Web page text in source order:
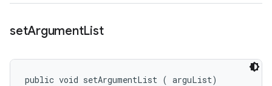
setArgumentList
public void setArgumentList ( arguList)